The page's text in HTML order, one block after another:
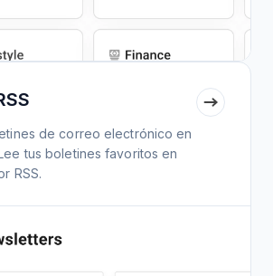
de correo electrónico en
tus boletines favoritos en
RSS.